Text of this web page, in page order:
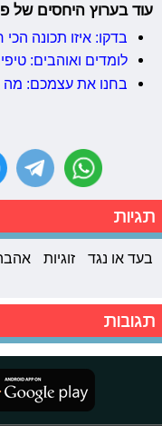
עוד בערוץ היחסים של
בדקו: איזו תכונה
לומדים ואוהבים:
בחנו את עצמכם: מה
תגיות
בעד או נגד זוגיות
תגובות